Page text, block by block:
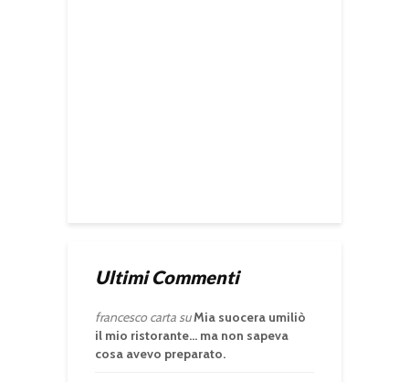
Ultimi Commenti
francesco cartasuMia suocera umiliò
il mio ristorante… ma non sapeva
cosa avevo preparato.